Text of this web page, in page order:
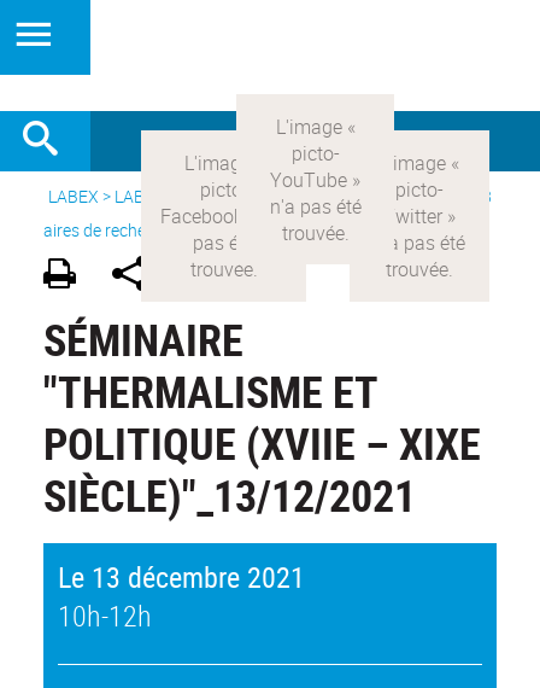
LABEX > LABEX COMOD> Version française > Recherche >
8
aires de recherche> Modernités britanniques
SÉMINAIRE
"THERMALISME ET
POLITIQUE (XVIIE – XIXE
SIÈCLE)"_13/12/2021
Le 13 décembre 2021
10h-12h